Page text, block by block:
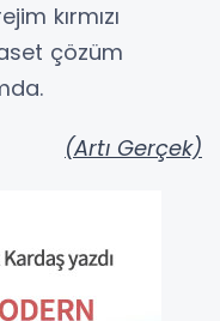
kırmızı
çözüm
(Artı Gerçek)